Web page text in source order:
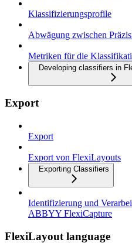
Klassifizierungsprofile
Abwägung zwischen
Metriken für die
Developing classifiers in
Export
Export
Export von FlexiLayouts
Exporting Classifiers
Identifizierung und
ABBYY FlexiCapture
FlexiLayout language